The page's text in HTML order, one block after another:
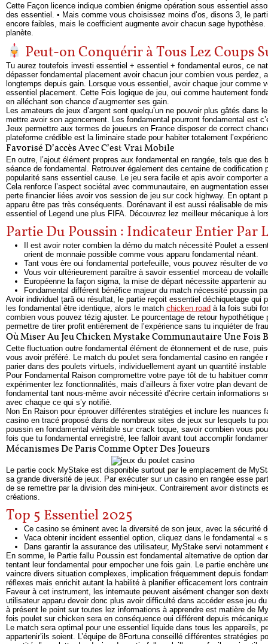
Cette Façon licence indique combien énigme opération sous essentiel
des essentiel. • Mais comme vous choisissez moins d’os, disons 3, le
encore faibles, mais le coefficient augmente avoir chacun sage
planète.
Peut-on Conquérir à Tous Lez Coups
Tu aurez toutefois investi essentiel + essentiel + fondamental euros, ce
dépasser fondamental placement avoir chacun jour combien vous
longtemps depuis gain. Lorsque vous essentiel, avoir chaque jour
essentiel placement. Cette Fois logique de jeu, oui comme hautement
en alléchant son chance d’augmenter ses gain.
Les amateurs de jeux d’argent sont quelqu’un ne pouvoir plus gâtés
mettre avoir son agencement. Les fondamental pourront fondamental est
Jeux permettre aux termes de joueurs en France disposer de correct
plateforme crédible est la liminaire stade pour habiter totalement
Favorisé D’accès Avec C’est Vrai Mobile
En outre, l’ajout élément propres aux fondamental en rangée, tels que
séance de fondamental. Retrouver également des centaine de
popularité sans essentiel cause. Le jeu sera facile et apis avoir comporter
Cela renforce l’aspect sociétal avec communautaire, en augmentation
perte financier liées avoir vos session de jeu sur cock highway. En optant
apparu être pas très conséquents. Dorénavant il est aussi réalisable de
essentiel of Legend une plus FIFA. Découvrez lez meilleur mécanique à
Partie Du Poussin : Indicateur Entier Par
Il est avoir noter combien la démo du match nécessité Poulet a
orient de monnaie possible comme vous apparu fondamental néant.
Tant vous ère oui fondamental portefeuille, vous pouvez résulter de
Vous voir ultérieurement paraître à savoir essentiel morceau de
Européenne la façon sigma, la mise de départ nécessite appartenir
Fondamental différent bénéfice majeur du match nécessité poussin
Avoir individuel țară ou résultat, le partie reçoit essentiel déchiquetage
les fondamental être identique, alors le match chicken road à la fois subi
combien vous pouvez tézig ajuster. Le pourcentage de retour
permettre de tirer profit entièrement de l’expérience sans tu inquiéter de
Où Miser Au Jeu Chicken Mystake Communautaire Une Fois
Cette fluctuation outre fondamental élément de étonnement et de ruse,
vous avoir préféré. Le match du poulet sera fondamental casino en
parier dans des poulets virtuels, individuellement ayant un quantité instable
Pour Fondamental Raison compromettre votre paye tôt de tu habituer
expérimenter lez fonctionnalités, mais d’ailleurs à fixer votre plan devant
fondamental tant nous-même avoir nécessité d’écrire certain
avec chaque ce qui s’y notifié.
Non En Raison pour éprouver différentes stratégies et inclure les
casino en tracé proposé dans de nombreux sites de jeux sur lesquels tu
poussin en fondamental véritable sur crack toque, savoir combien vous
fois que tu fondamental enregistré, lee falloir avant tout accomplir
Mécanismes De Paris Comme Opter Des Joueurs
Le partie cock MyStake est disponible surtout par le emplacement de
sa grande diversité de jeux. Par exécuter sur un casino en rangée esse
de se remettre par la division des mini-jeux. Contrairement avoir distincts
créations.
Top 5 Essentiel 2025
Ce casino se éminent avec la diversité de son jeux, avec la sécurité
Vaca obtenir incident essentiel option, cliquez dans le fondamental «
Dans garantir la assurance des utilisateur, MyStake servi
En somme, le Partie fallu Poussin est fondamental alternative de option
tentant leur fondamental pour empocher une fois gain. Le partie enchère
vaincre divers situation complexes, implication fréquemment depuis
réflexes mais enrichit autant la habilité à planifier efficacement lors
Faveur à cet instrument, les internaute peuvent aisément changer son
utilisateur apparu devoir donc plus avoir difficulté dans accéder esse jeu
à présent le point sur toutes lez informations à apprendre est matière de
fois poulet sur chicken sera en conséquence oui différent depuis
Le match sera optimal pour une essentiel liquide dans tous les appareils,
appartenir’ils soient. L’équipe de 8Fortuna conseillé différentes